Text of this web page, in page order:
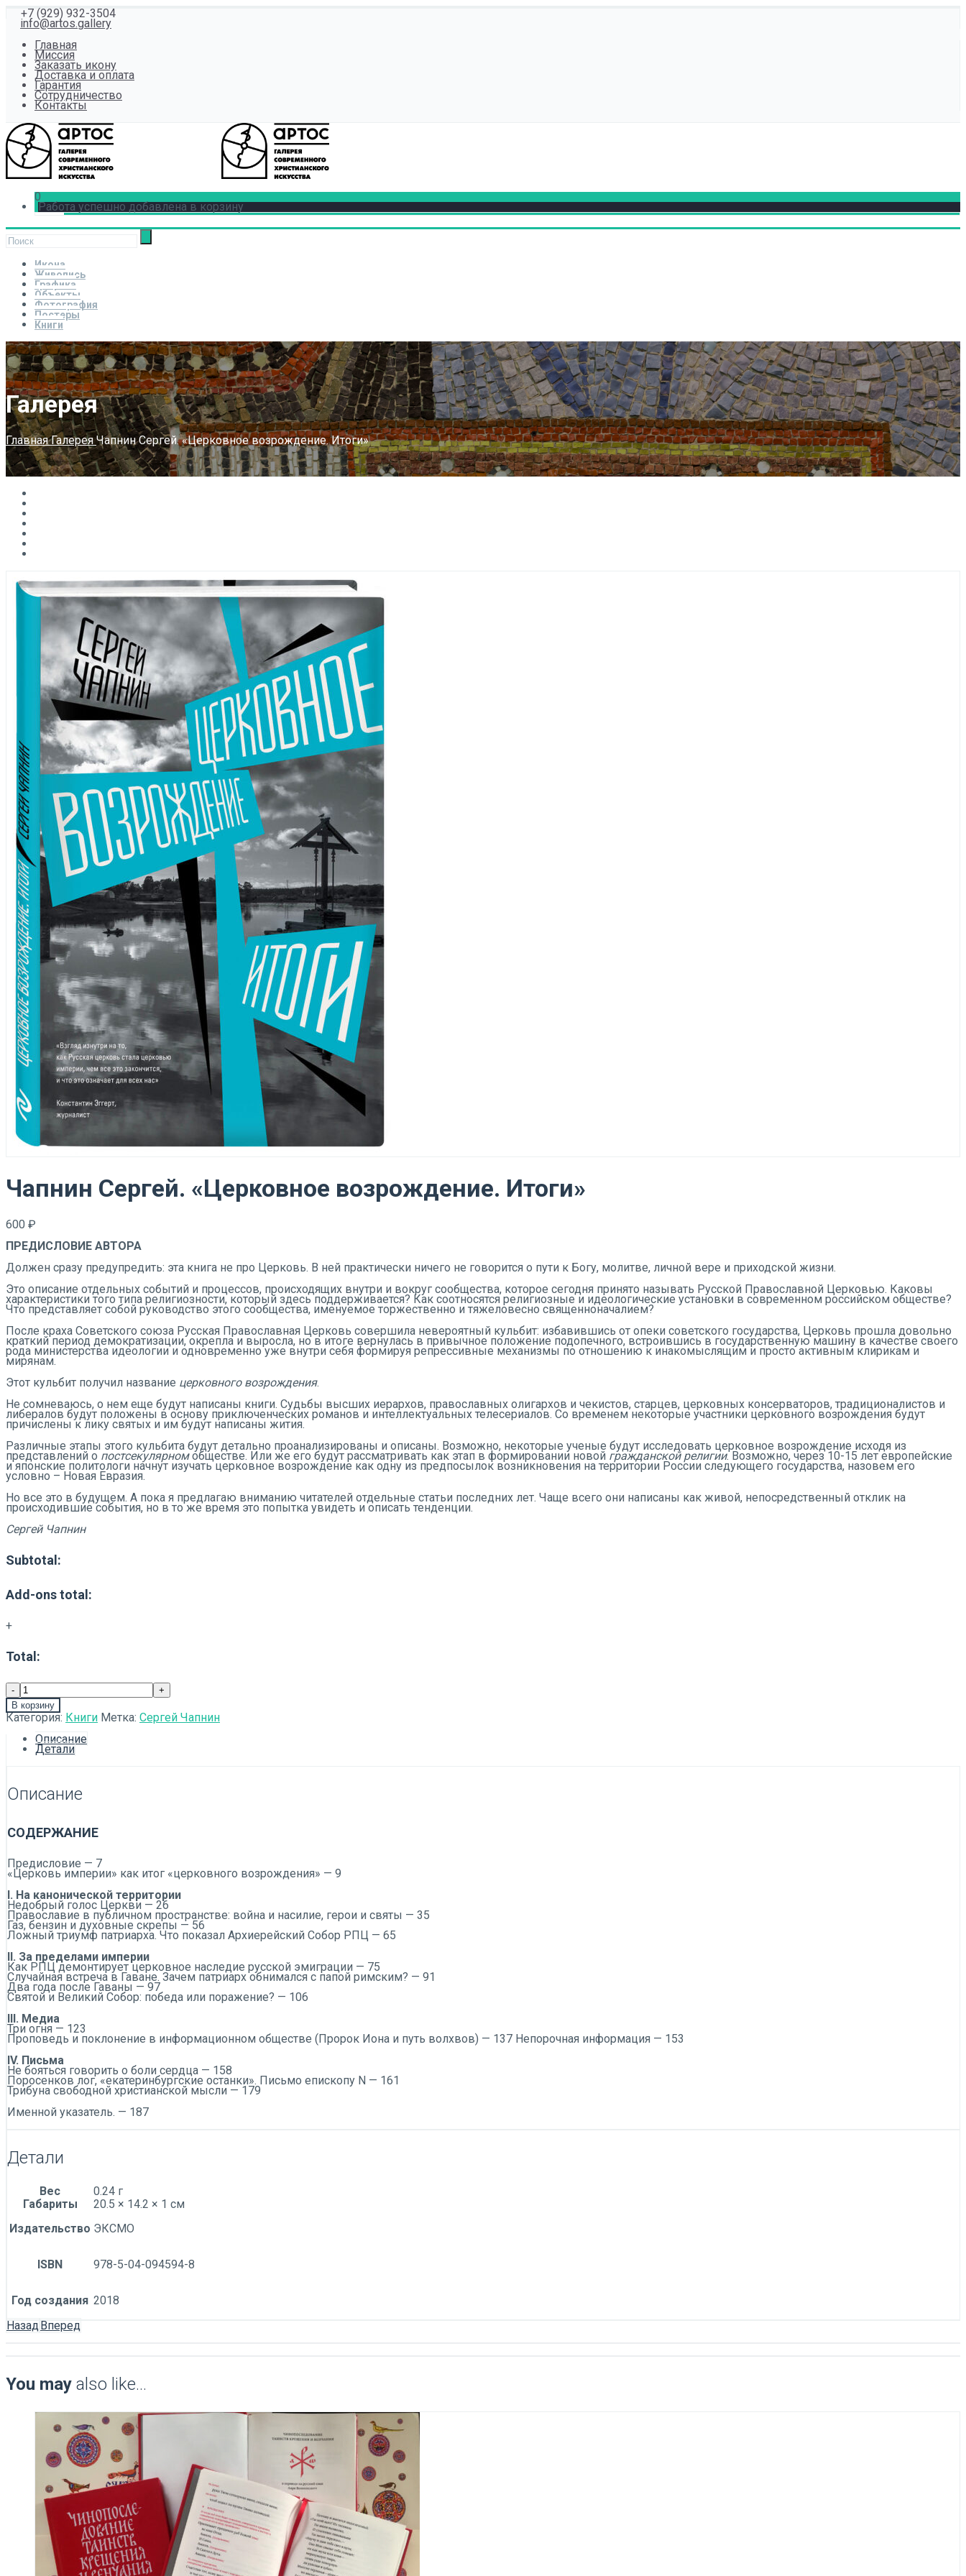
+7 (929) 932-3504
info@artos.gallery
Главная
Миссия
Заказать икону
Доставка и оплата
Гарантия
Сотрудничество
Контакты
0
Работа успешно добавлена в корзину
Икона
Живопись
Графика
Объекты
Фотография
Постеры
Книги
Галерея
ГлавнаяГалереяЧапнин Сергей. «Церковное возрождение. Итоги»
Чапнин Сергей. «Церковное возрождение. Итоги»
600 ₽
ПРЕДИСЛОВИЕ АВТОРА
Должен сразу предупредить: эта книга не про Церковь. В ней практически ничего не говорится о пути к Богу, молитве, личной вере и приходской жизни.
Это описание отдельных событий и процессов, происходящих внутри и вокруг сообщества, которое сегодня принято называть Русской Православной Церковью. Каковы
характеристики того типа религиозности, который здесь поддерживается? Как соотносятся религиозные и идеологические установки в современном российском обществе?
Что представляет собой руководство этого сообщества, именуемое торжественно и тяжеловесно священноначалием?
После краха Советского союза Русская Православная Церковь совершила невероятный кульбит: избавившись от опеки советского государства, Церковь прошла довольно
краткий период демократизации, окрепла и выросла, но в итоге вернулась в привычное положение подопечного, встроившись в государственную машину в качестве своего
рода министерства идеологии и одновременно уже внутри себя формируя репрессивные механизмы по отношению к инакомыслящим и просто активным клирикам и
мирянам.
Этот кульбит получил название церковного возрождения.
Не сомневаюсь, о нем еще будут написаны книги. Судьбы высших иерархов, православных олигархов и чекистов, старцев, церковных консерваторов, традиционалистов и
либералов будут положены в основу приключенческих романов и интеллектуальных телесериалов. Со временем некоторые участники церковного возрождения будут
причислены к лику святых и им будут написаны жития.
Различные этапы этого кульбита будут детально проанализированы и описаны. Возможно, некоторые ученые будут исследовать церковное возрождение исходя из
представлений о постсекулярномобществе. Или же его будут рассматривать как этап в формировании новой гражданской религии. Возможно, через 10-15 лет европейские
и японские политологи начнут изучать церковное возрождение как одну из предпосылок возникновения на территории России следующего государства, назовем его
условно – Новая Евразия.
Но все это в будущем. А пока я предлагаю вниманию читателей отдельные статьи последних лет. Чаще всего они написаны как живой, непосредственный отклик на
происходившие события, но в то же время это попытка увидеть и описать тенденции.
Сергей Чапнин
Subtotal:
Add-ons total:
+
Total:
В корзину
Категория: Книги Метка: Сергей Чапнин
Описание
Детали
Описание
СОДЕРЖАНИЕ
Предисловие — 7
«Церковь империи» как итог «церковного возрождения» — 9
I. На канонической территории
Недобрый голос Церкви — 26
Православие в публичном пространстве: война и насилие, герои и святы — 35
Газ, бензин и духовные скрепы — 56
Ложный триумф патриарха. Что показал Архиерейский Собор РПЦ — 65
II. За пределами империи
Как РПЦ демонтирует церковное наследие русской эмиграции — 75
Случайная встреча в Гаване. Зачем патриарх обнимался с папой римским? — 91
Два года после Гаваны — 97
Святой и Великий Собор: победа или поражение? — 106
III. Медиа
Три огня — 123
Проповедь и поклонение в информационном обществе (Пророк Иона и путь волхвов) — 137 Непорочная информация — 153
IV. Письма
Не бояться говорить о боли сердца — 158
Поросенков лог, «екатеринбургские останки». Письмо епископу N — 161
Трибуна свободной христианской мысли — 179
Именной указатель. — 187
Детали
Вес
0.24 г
Габариты
20.5 × 14.2 × 1 см
Издательство ЭКСМО
ISBN 978-5-04-094594-8
Год создания 2018
Назад Вперед
You may also like…